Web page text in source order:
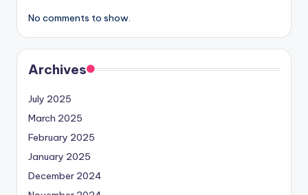
No comments to show.
Archives
July 2025
March 2025
February 2025
January 2025
December 2024